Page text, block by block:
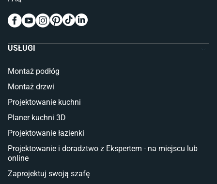
Meble do pokoju dziecięcego
Komody dla dzieci
Łóżka dla dziecka (młodzieżowe)
Taras i balkon
Sztuczna trawa miękka
Koce i pledy
Płytki na balkon
Lampy stojące LED
Płytki
USŁUGI
Montaż podłóg
Montaż drzwi
Projektowanie kuchni
Planer kuchni 3D
Projektowanie łazienki
Projektowanie i doradztwo z Ekspertem - na miejscu lub
online
Zaprojektuj swoją szafę